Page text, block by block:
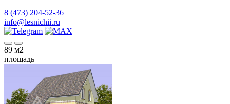
8 (473) 204-52-36
info@lesnichii.ru
89 м2
площадь